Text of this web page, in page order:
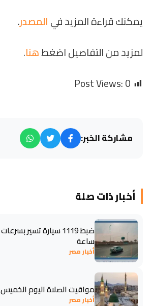
يمكنك قراءة المزيد فيالمصدر.
لمزيد من التفاصيل اضغطهنا.
Post Views:0
مشاركة الخبر:
أخبار ذات صلة
ساعة
أخبار مصر
مواقيت الصلاة اليوم الخميس 6 أغسطس 2026
أخبار مصر